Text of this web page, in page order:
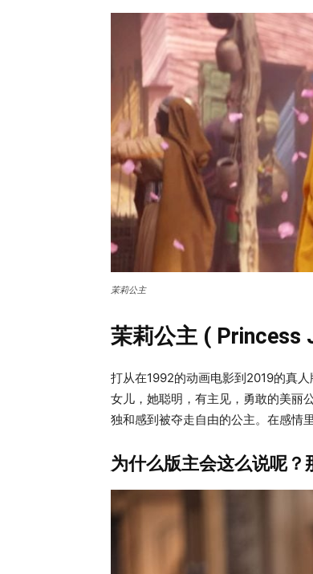
茉莉公主
茉莉公主 ( Princess
打从在1992的动画电影到2019的真
女儿，她聪明，有主见，勇敢的美丽
独和感到被夺走自由的公主。在感情
为什么版主会这么说呢